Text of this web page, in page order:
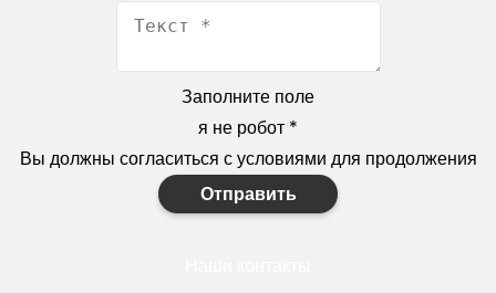
Заполните поле
я не робот *
Вы должны согласиться с условиями для продолжения
Отправить